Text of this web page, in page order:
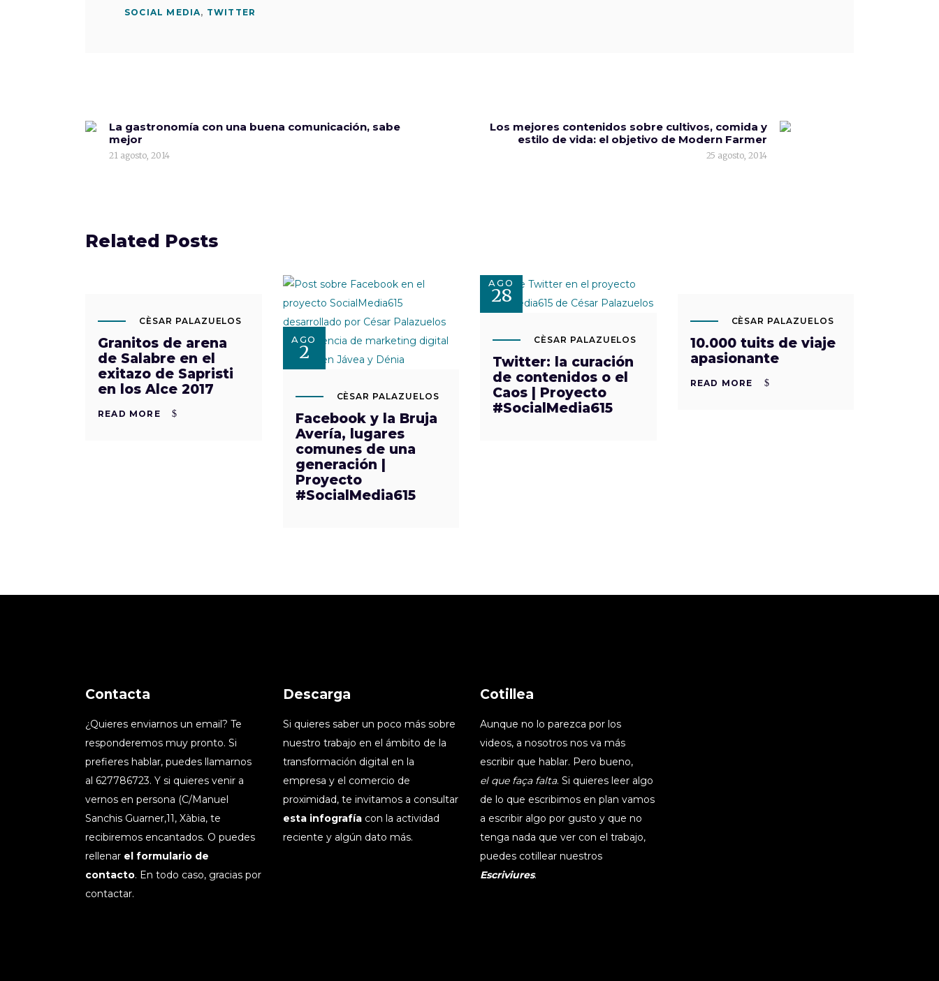
SOCIAL MEDIA, TWITTER
La gastronomía con una buena comunicación, sabe
mejor
21 agosto, 2014
Los mejores contenidos sobre cultivos, comida y
estilo de vida: el objetivo de Modern Farmer
25 agosto, 2014
Related Posts
CÈSAR PALAZUELOS
Granitos de arena
de Salabre en el
exitazo de Sapristi
en los Alce 2017
READ MORE
AGO
2
CÈSAR PALAZUELOS
Facebook y la Bruja
Avería, lugares
comunes de una
generación |
Proyecto
#SocialMedia615
AGO
28
CÈSAR PALAZUELOS
Twitter: la curación
de contenidos o el
Caos | Proyecto
#SocialMedia615
CÈSAR PALAZUELOS
10.000 tuits de viaje
apasionante
READ MORE
Contacta
¿Quieres enviarnos un email? Te
responderemos muy pronto. Si
prefieres hablar, puedes llamarnos
al 627786723. Y si quieres venir a
vernos en persona (C/Manuel
Sanchis Guarner,11, Xàbia, te
recibiremos encantados. O puedes
rellenar el formulario de
contacto. En todo caso, gracias por
contactar.
Descarga
Si quieres saber un poco más sobre
nuestro trabajo en el ámbito de la
transformación digital en la
empresa y el comercio de
proximidad, te invitamos a consultar
esta infografíacon la actividad
reciente y algún dato más.
Cotillea
Aunque no lo parezca por los
videos, a nosotros nos va más
escribir que hablar. Pero bueno,
el que faça falta. Si quieres leer algo
de lo que escribimos en plan vamos
a escribir algo por gusto y que no
tenga nada que ver con el trabajo,
puedes cotillear nuestros
Escriviures.